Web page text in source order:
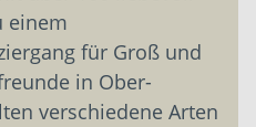
einem
für Groß und
in Ober-
ver­schiedene Arten